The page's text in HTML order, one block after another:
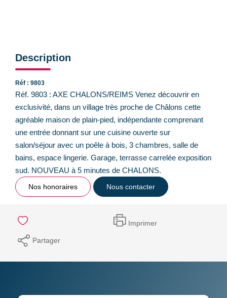
Description
Réf : 9803
Réf. 9803 : AXE CHALONS/REIMS Venez découvrir en
exclusivité, dans un village très proche de Châlons cette
agréable maison de plain-pied, indépendante comprenant
une entrée donnant sur une cuisine ouverte sur
salon/séjour avec un poêle à bois, 3 chambres, salle de
bains, espace lingerie. Garage, terrasse carrelée exposition
sud. NOUVEAU à 5 minutes de CHALONS.
Nos honoraires Nous contacter
Imprimer
Partager